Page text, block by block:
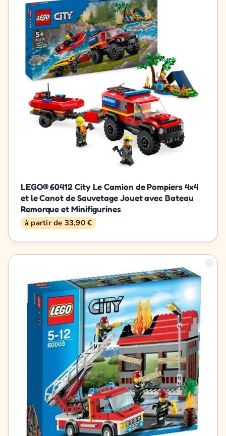
LEGO® 60412 City Le Camion de Pompiers 4x4
et le Canot de Sauvetage Jouet avec Bateau
Remorque et Minifigurines
à partir de 33,90 €